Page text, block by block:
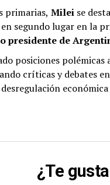
primarias, Milei se
segundo lugar en la
presidente de
posiciones
críticas y debates
¿Te